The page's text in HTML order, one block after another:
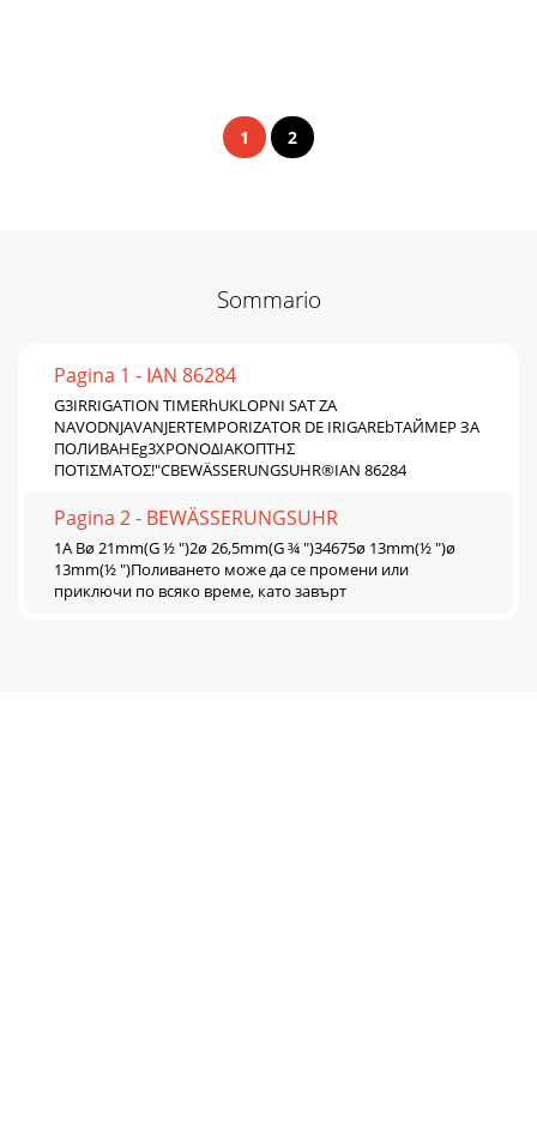
1 2
Sommario
Pagina 1 - IAN 86284
G3IRRIGATION TIMERhUKLOPNI SAT ZA
NAVODNJAVANJERTEMPORIZATOR DE IRIGAREbТАЙМЕР ЗА
ПОЛИВАНЕg3ΧΡΟΝΟΔΙΑΚΟΠΤΗΣ
ΠΟΤΙΣΜΑΤΟΣ!"CBEWÄSSERUNGSUHR®IAN 86284
Pagina 2 - BEWÄSSERUNGSUHR
1A Bø 21mm(G ½ ")2ø 26,5mm(G ¾ ")34675ø 13mm(½ ")ø
13mm(½ ")Поливането може да се промени или
приключи по всяко време, като завърт